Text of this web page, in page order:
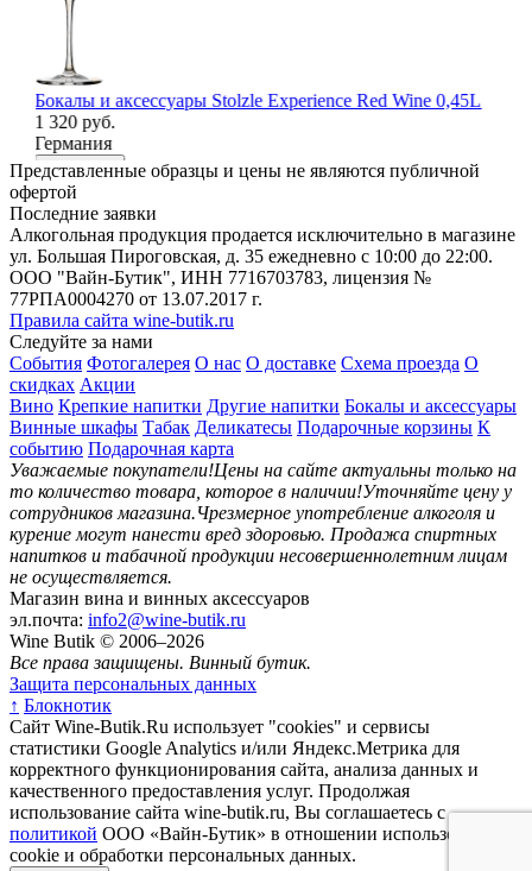
Бокалы и аксессуары Stolzle Experience Red Wine 0,45L
1 320 руб.
Германия
В корзину
Представленные образцы и цены не являются публичной
офертой
Последние заявки
Алкогольная продукция продается исключительно в магазине
ул. Большая Пироговская, д. 35 ежедневно с 10:00 до 22:00.
ООО "Вайн-Бутик", ИНН 7716703783, лицензия №
77РПА0004270 от 13.07.2017 г.
Правила сайта wine-butik.ru
Следуйте за нами
События Фотогалерея О нас О доставке Схема проезда О
скидках Акции
Вино Крепкие напитки Другие напитки Бокалы и аксессуары
Винные шкафы Табак Деликатесы Подарочные корзины К
событию Подарочная карта
Уважаемые покупатели!Цены на сайте актуальны только на
то количество товара, которое в наличии!Уточняйте цену у
сотрудников магазина.Чрезмерное употребление алкоголя и
курение могут нанести вред здоровью. Продажа спиртных
напитков и табачной продукции несовершеннолетним лицам
не осуществляется.
Магазин вина и винных аксессуаров
эл.почта: info2@wine-butik.ru
Wine Butik © 2006–2026
Все права защищены. Винный бутик.
Защита персональных данных
↑ Блокнотик
Сайт Wine-Butik.Ru использует "cookies" и сервисы
статистики Google Analytics и/или Яндекс.Метрика для
корректного функционирования сайта, анализа данных и
качественного предоставления услуг. Продолжая
использование сайта wine-butik.ru, Вы соглашаетесь с
политикой ООО «Вайн-Бутик» в отношении использования
cookie и обработки персональных данных.